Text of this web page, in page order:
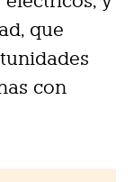
que
con